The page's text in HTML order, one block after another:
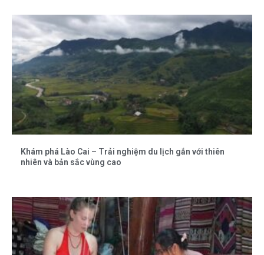
Khám phá Lào Cai – Trải nghiệm du lịch gắn với thiên
nhiên và bản sắc vùng cao